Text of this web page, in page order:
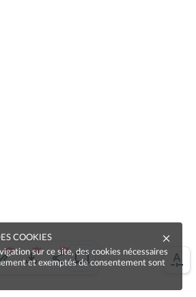
COOKIES
sur ce site, des cookies nécessaires
et exemptés de consentement sont